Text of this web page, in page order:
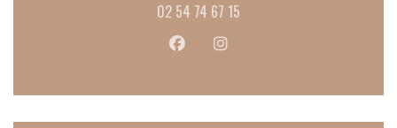
02 54 74 67 15
Facebook ((opent in een nieuw
Instagram ((opent in een